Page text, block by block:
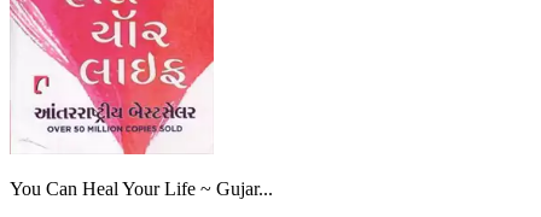
You Can Heal Your Life ~ Gujar...